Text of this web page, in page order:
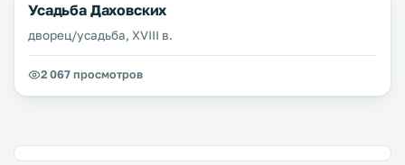
Усадьба Даховских
дворец/усадьба, XVIII в.
2 067 просмотров